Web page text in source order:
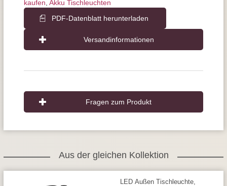
kaufen Akku Tischleuchten
PDF-Datenblatt herunterladen
Versandinformationen
Fragen zum Produkt
Aus der gleichen Kollektion
LED Außen Tischleuchte,